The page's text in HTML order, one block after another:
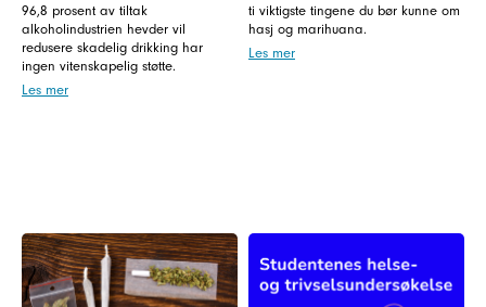
96,8 prosent av tiltak
alkoholindustrien hevder vil
redusere skadelig drikking har
ingen vitenskapelig støtte.
Les mer
ti viktigste tingene du bør kunne om
hasj og marihuana.
Les mer